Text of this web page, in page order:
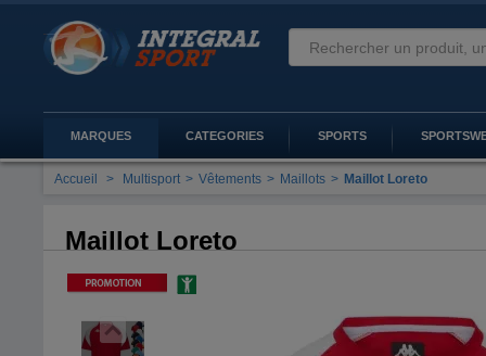
MARQUES CATEGORIES SPORTS
Accueil > Multisport > Vêtements > Maillots > Maillot Loreto
Maillot Loreto